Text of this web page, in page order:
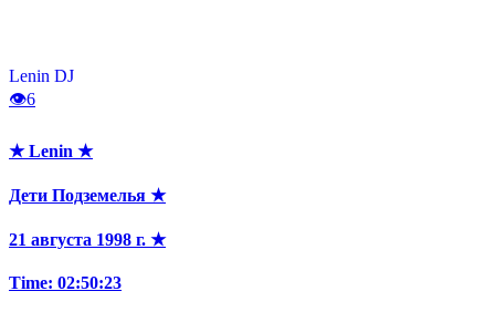
Lenin DJ
👁6
★ Lenin ★
Дети Подземелья ★
21 августа 1998 г. ★
Time: 02:50:23